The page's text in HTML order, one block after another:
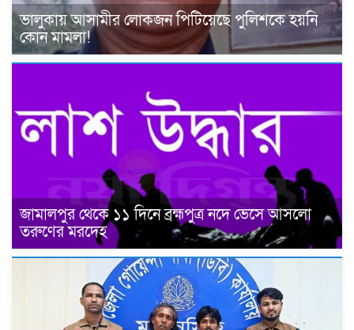
ভালুকায় আসামীর লোকজন পিটিয়েছে পুলিশকে হয়নি
কোন মামলা!
জামালপুর থেকে ১১ দিনে ব্রহ্মপুত্র নদে ভেসে আসলো
তরুণের মরদেহ